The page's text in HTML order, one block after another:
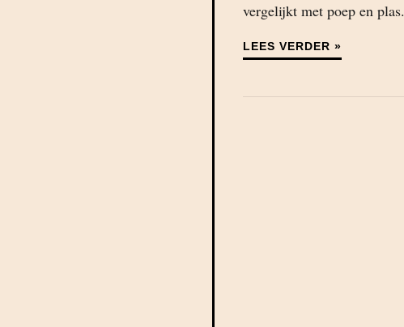
vergelijkt met poep en plas.
LEES VERDER »